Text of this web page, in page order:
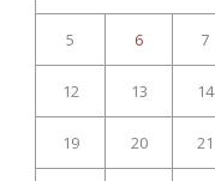
5 6 7
12 13 14
19 20 21